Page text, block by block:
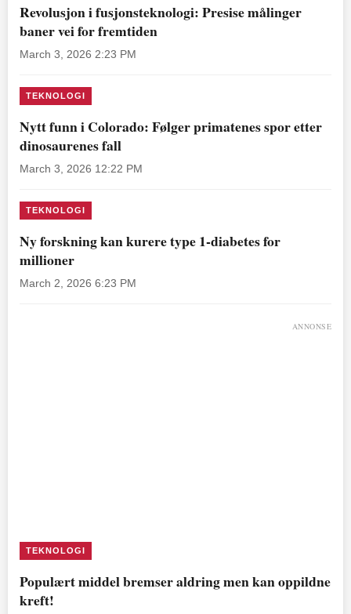
Revolusjon i fusjonsteknologi: Presise målinger
baner vei for fremtiden
March 3, 2026 2:23 PM
TEKNOLOGI
Nytt funn i Colorado: Følger primatenes spor etter
dinosaurenes fall
March 3, 2026 12:22 PM
TEKNOLOGI
Ny forskning kan kurere type 1-diabetes for
millioner
March 2, 2026 6:23 PM
ANNONSE
TEKNOLOGI
Populært middel bremser aldring men kan oppildne
kreft!